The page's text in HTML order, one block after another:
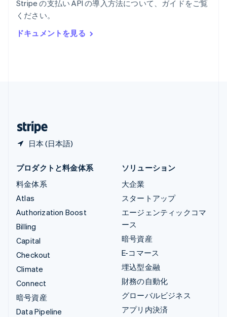
Stripe の支払い API の導入方法について、ガイドをご覧
ください。
ドキュメントを見る
日本 (日本語)
リヒテンシュタイン
Deutsch
ルーマニア
English
プロダクトと料金体系
料金体系
Atlas
Authorization Boost
Billing
Capital
Checkout
Climate
Connect
暗号資産
Data Pipeline
ソリューション
大企業
スタートアップ
エージェンティックコマ
ース
暗号資産
E-コマース
埋込型金融
財務の自動化
グローバルビジネス
アプリ内決済